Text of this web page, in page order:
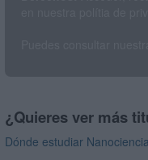
¿Quieres ver más
Dónde estudiar